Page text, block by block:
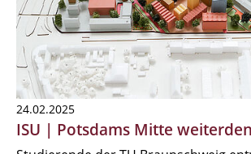
24.02.2025
ISU | Potsdams Mitte